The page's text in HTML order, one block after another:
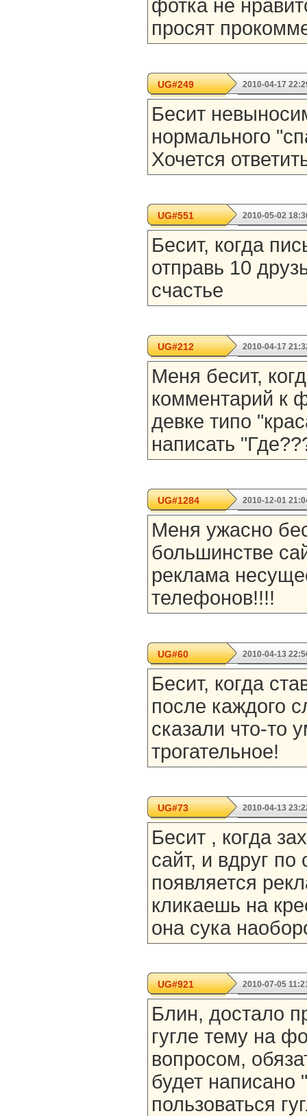
фотка не
просят
UG#249 2010-04-17
Бесит
нормального
Хочется
UG#551 2010-05-02
Бесит, когда
отправь 10
счастье
UG#212 2010-04-17
Меня бесит,
комментарий к
девке типо
написать
UG#1284 2010-12-01
Меня ужасно
большинстве
реклама
телефонов!!!!
UG#60 2010-04-13
Бесит, когда
после каждого
сказали что-то
трогательное!
UG#73 2010-04-13
Бесит , когда
сайт, и вдруг по
появляется
кликаешь на
она сука
UG#921 2010-07-05
Блин, достало
гугле тему на
вопросом,
будет написано
пользоваться